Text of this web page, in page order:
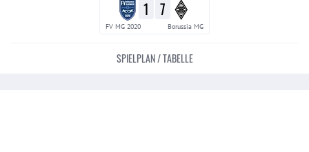
1 7
FV MG 2020 Borussia MG
SPIELPLAN / TABELLE